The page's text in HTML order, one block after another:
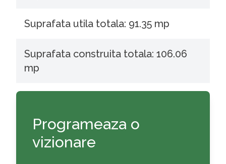
Suprafata utila totala: 91.35 mp
Suprafata construita totala: 106.06
mp
Programeaza o
vizionare